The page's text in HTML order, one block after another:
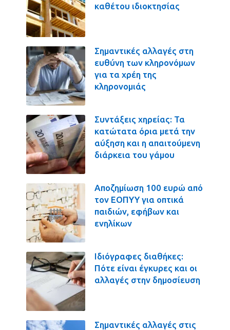
καθέτου ιδιοκτησίας
Σημαντικές αλλαγές στη
ευθύνη των κληρονόμων
για τα χρέη της
κληρονομιάς
Συντάξεις χηρείας: Τα
κατώτατα όρια μετά την
αύξηση και η απαιτούμενη
διάρκεια του γάμου
Αποζημίωση 100 ευρώ από
τον ΕΟΠΥΥ για οπτικά
παιδιών, εφήβων και
ενηλίκων
Ιδιόγραφες διαθήκες:
Πότε είναι έγκυρες και οι
αλλαγές στην δημοσίευση
Σημαντικές αλλαγές στις